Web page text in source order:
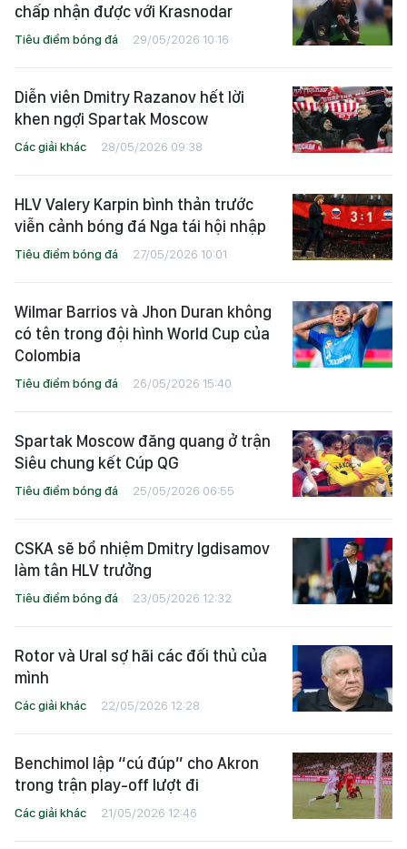
chấp nhận được với Krasnodar
Tiêu điểm bóng đá 29/05/2026 10:16
Diễn viên Dmitry Razanov hết lời
khen ngợi Spartak Moscow
Các giải khác 28/05/2026 09:38
HLV Valery Karpin bình thản trước
viễn cảnh bóng đá Nga tái hội nhập
Tiêu điểm bóng đá 27/05/2026 10:01
Wilmar Barrios và Jhon Duran không
có tên trong đội hình World Cup của
Colombia
Tiêu điểm bóng đá 26/05/2026 15:40
Spartak Moscow đăng quang ở trận
Siêu chung kết Cúp QG
Tiêu điểm bóng đá 25/05/2026 06:55
CSKA sẽ bổ nhiệm Dmitry Igdisamov
làm tân HLV trưởng
Tiêu điểm bóng đá 23/05/2026 12:32
Rotor và Ural sợ hãi các đối thủ của
mình
Các giải khác 22/05/2026 12:28
Benchimol lập “cú đúp” cho Akron
trong trận play-off lượt đi
Các giải khác 21/05/2026 12:46